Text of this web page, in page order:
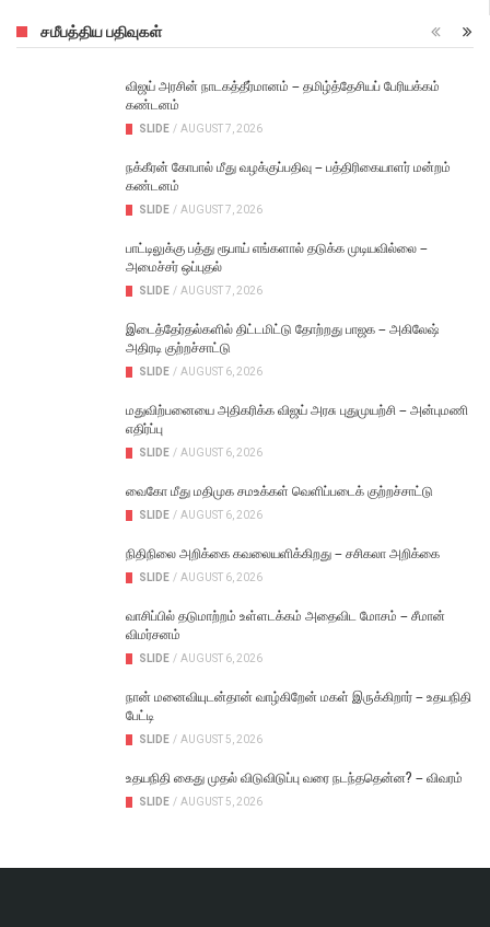
சமீபத்திய பதிவுகள்
விஜய் அரசின் நாடகத்தீர்மானம் – தமிழ்த்தேசியப் பேரியக்கம்
கண்டனம்
SLIDE / AUGUST 7, 2026
நக்கீரன் கோபால் மீது வழக்குப்பதிவு – பத்திரிகையாளர் மன்றம்
கண்டனம்
SLIDE / AUGUST 7, 2026
பாட்டிலுக்கு பத்து ரூபாய் எங்களால் தடுக்க முடியவில்லை –
அமைச்சர் ஒப்புதல்
SLIDE / AUGUST 7, 2026
இடைத்தேர்தல்களில் திட்டமிட்டு தோற்றது பாஜக – அகிலேஷ்
அதிரடி குற்றச்சாட்டு
SLIDE / AUGUST 6, 2026
மதுவிற்பனையை அதிகரிக்க விஜய் அரசு புதுமுயற்சி – அன்புமணி
எதிர்ப்பு
SLIDE / AUGUST 6, 2026
வைகோ மீது மதிமுக சமஉக்கள் வெளிப்படைக் குற்றச்சாட்டு
SLIDE / AUGUST 6, 2026
நிதிநிலை அறிக்கை கவலையளிக்கிறது – சசிகலா அறிக்கை
SLIDE / AUGUST 6, 2026
வாசிப்பில் தடுமாற்றம் உள்ளடக்கம் அதைவிட மோசம் – சீமான்
விமர்சனம்
SLIDE / AUGUST 6, 2026
நான் மனைவியுடன்தான் வாழ்கிறேன் மகள் இருக்கிறார் – உதயநிதி
பேட்டி
SLIDE / AUGUST 5, 2026
உதயநிதி கைது முதல் விடுவிடுப்பு வரை நடந்ததென்ன? – விவரம்
SLIDE / AUGUST 5, 2026